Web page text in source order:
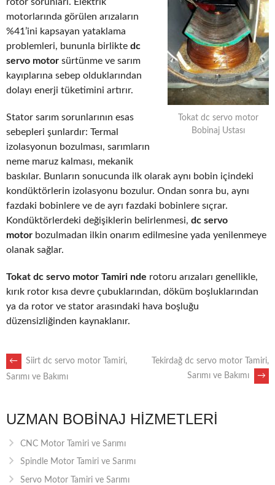
Tokat dc servo motor
Bobinaj Ustası
motorlarında görülen arızaların
%41’ini kapsayan yataklama
problemleri, bununla birlikte dc
servo motor sürtünme ve sarım
kayıplarına sebep olduklarından
dolayı enerji tüketimini artırır.
Stator sarım sorunlarının esas
sebepleri şunlardır: Termal
izolasyonun bozulması, sarımların
neme maruz kalması, mekanik
baskılar. Bunların sonucunda ilk olarak aynı bobin içindeki
kondüktörlerin izolasyonu bozulur. Ondan sonra bu, aynı
fazdaki bobinlere ve de ayrı fazdaki bobinlere sıçrar.
Kondüktörlerdeki değişiklerin belirlenmesi, dc servo
motor bozulmadan ilkin onarım edilmesine yada yenilenmeye
olanak sağlar.
Tokat dc servo motor Tamiri nde rotoru arızaları genellikle,
kırık rotor kısa devre çubuklarından, döküm boşluklarından
ya da rotor ve stator arasındaki hava boşluğu
düzensizliğinden kaynaklanır.
POST
←
Siirt dc servo motor Tamiri,
Sarımı ve Bakımı
Tekirdağ dc servo motor Tamiri,
Sarımı ve Bakımı
→
UZMAN BOBINAJ HIZMETLERI
CNC Motor Tamiri ve Sarımı
Spindle Motor Tamiri ve Sarımı
Servo Motor Tamiri ve Sarımı